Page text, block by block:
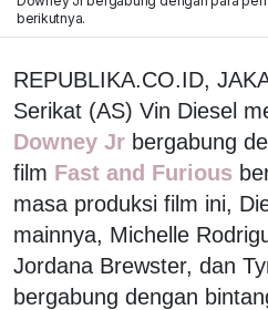
berikutnya.
REPUBLIKA.CO.ID,
Serikat (AS) Vin Diesel
Downey Jr bergabung
film Fast and Furious
masa produksi film ini,
mainnya, Michelle
Jordana Brewster, dan
bergabung dengan